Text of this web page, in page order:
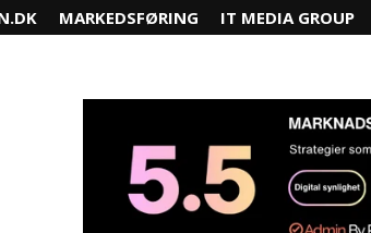
MARKEDSFØRING IT MEDIA GROUP